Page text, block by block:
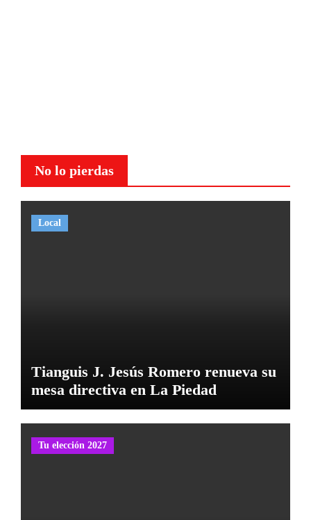
No lo pierdas
Local
Tianguis J. Jesús Romero renueva su
mesa directiva en La Piedad
Tu elección 2027